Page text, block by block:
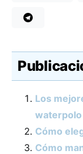
Los
waterpolo
Cómo
Cómo